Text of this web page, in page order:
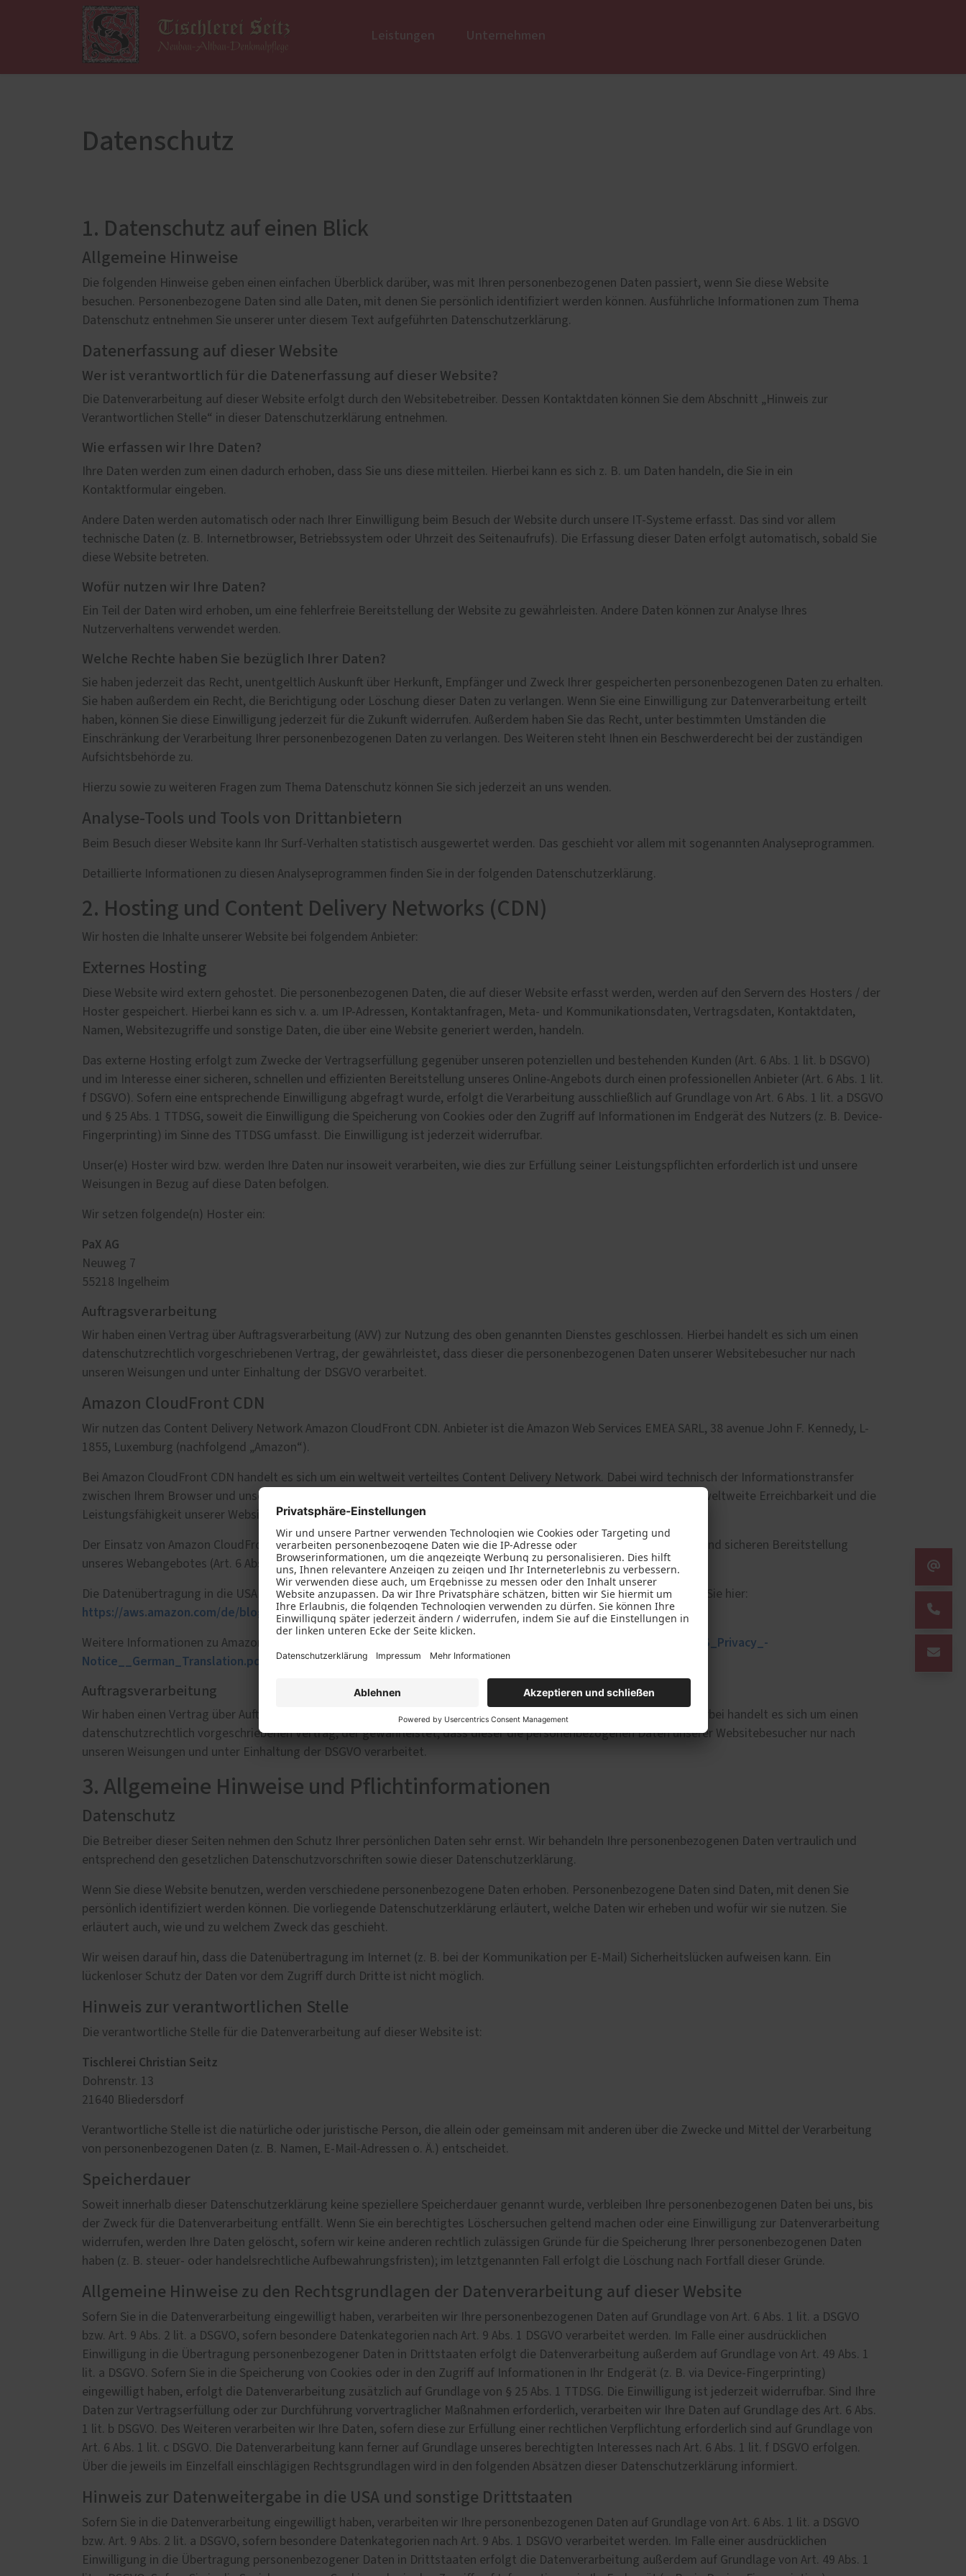
Leistungen
Altbau/Sanierung
Denkmalpflege und
Moderne und historische
Tischlerarbeiten
Rekonstruktion
Systemgarantie von Remmers
Translozierung
Inspektion
Balkon- & Terrassentüren
Balkontüren
Hebe-Schiebe-Türen
Parallel-Schiebe-Kipp-Türen
Spezialbau / Sonderbauten
Leinoel im Handwerk
Schnitzereien
Service
Förderung für Fenster und
Unternehmen
Datenschutz
1. Datenschutz auf einen Blick
Allgemeine Hinweise
Die folgenden Hinweise geben einen einfachen Überblick darüber, was mit Ihren personenbezogenen Daten passiert, wenn Sie diese Website
besuchen. Personenbezogene Daten sind alle Daten, mit denen Sie persönlich identifiziert werden können. Ausführliche Informationen zum Thema
Datenschutz entnehmen Sie unserer unter diesem Text aufgeführten Datenschutzerklärung.
Datenerfassung auf dieser Website
Wer ist verantwortlich für die Datenerfassung auf dieser Website?
Die Datenverarbeitung auf dieser Website erfolgt durch den Websitebetreiber. Dessen Kontaktdaten können Sie dem Abschnitt „Hinweis zur
Verantwortlichen Stelle“ in dieser Datenschutzerklärung entnehmen.
Wie erfassen wir Ihre Daten?
Ihre Daten werden zum einen dadurch erhoben, dass Sie uns diese mitteilen. Hierbei kann es sich z. B. um Daten handeln, die Sie in ein
Kontaktformular eingeben.
Andere Daten werden automatisch oder nach Ihrer Einwilligung beim Besuch der Website durch unsere IT-Systeme erfasst. Das sind vor allem
technische Daten (z. B. Internetbrowser, Betriebssystem oder Uhrzeit des Seitenaufrufs). Die Erfassung dieser Daten erfolgt automatisch, sobald Sie
diese Website betreten.
Wofür nutzen wir Ihre Daten?
Ein Teil der Daten wird erhoben, um eine fehlerfreie Bereitstellung der Website zu gewährleisten. Andere Daten können zur Analyse Ihres
Nutzerverhaltens verwendet werden.
Welche Rechte haben Sie bezüglich Ihrer Daten?
Sie haben jederzeit das Recht, unentgeltlich Auskunft über Herkunft, Empfänger und Zweck Ihrer gespeicherten personenbezogenen Daten zu erhalten.
Sie haben außerdem ein Recht, die Berichtigung oder Löschung dieser Daten zu verlangen. Wenn Sie eine Einwilligung zur Datenverarbeitung erteilt
haben, können Sie diese Einwilligung jederzeit für die Zukunft widerrufen. Außerdem haben Sie das Recht, unter bestimmten Umständen die
Einschränkung der Verarbeitung Ihrer personenbezogenen Daten zu verlangen. Des Weiteren steht Ihnen ein Beschwerderecht bei der zuständigen
Aufsichtsbehörde zu.
Hierzu sowie zu weiteren Fragen zum Thema Datenschutz können Sie sich jederzeit an uns wenden.
Analyse-Tools und Tools von Drittanbietern
Beim Besuch dieser Website kann Ihr Surf-Verhalten statistisch ausgewertet werden. Das geschieht vor allem mit sogenannten Analyseprogrammen.
Detaillierte Informationen zu diesen Analyseprogrammen finden Sie in der folgenden Datenschutzerklärung.
2. Hosting und Content Delivery Networks (CDN)
Wir hosten die Inhalte unserer Website bei folgendem Anbieter:
Externes Hosting
Diese Website wird extern gehostet. Die personenbezogenen Daten, die auf dieser Website erfasst werden, werden auf den Servern des Hosters / der
Hoster gespeichert. Hierbei kann es sich v. a. um IP-Adressen, Kontaktanfragen, Meta- und Kommunikationsdaten, Vertragsdaten, Kontaktdaten,
Namen, Websitezugriffe und sonstige Daten, die über eine Website generiert werden, handeln.
Das externe Hosting erfolgt zum Zwecke der Vertragserfüllung gegenüber unseren potenziellen und bestehenden Kunden (Art. 6 Abs. 1 lit. b DSGVO)
und im Interesse einer sicheren, schnellen und effizienten Bereitstellung unseres Online-Angebots durch einen professionellen Anbieter (Art. 6 Abs. 1 lit.
f DSGVO). Sofern eine entsprechende Einwilligung abgefragt wurde, erfolgt die Verarbeitung ausschließlich auf Grundlage von Art. 6 Abs. 1 lit. a DSGVO
und § 25 Abs. 1 TTDSG, soweit die Einwilligung die Speicherung von Cookies oder den Zugriff auf Informationen im Endgerät des Nutzers (z. B. Device-
Fingerprinting) im Sinne des TTDSG umfasst. Die Einwilligung ist jederzeit widerrufbar.
Unser(e) Hoster wird bzw. werden Ihre Daten nur insoweit verarbeiten, wie dies zur Erfüllung seiner Leistungspflichten erforderlich ist und unsere
Weisungen in Bezug auf diese Daten befolgen.
Wir setzen folgende(n) Hoster ein:
PaX AG
Neuweg 7
55218 Ingelheim
Auftragsverarbeitung
Wir haben einen Vertrag über Auftragsverarbeitung (AVV) zur Nutzung des oben genannten Dienstes geschlossen. Hierbei handelt es sich um einen
datenschutzrechtlich vorgeschriebenen Vertrag, der gewährleistet, dass dieser die personenbezogenen Daten unserer Websitebesucher nur nach
unseren Weisungen und unter Einhaltung der DSGVO verarbeitet.
Amazon CloudFront CDN
Wir nutzen das Content Delivery Network Amazon CloudFront CDN. Anbieter ist die Amazon Web Services EMEA SARL, 38 avenue John F. Kennedy, L-
1855, Luxemburg (nachfolgend „Amazon“).
Bei Amazon CloudFront CDN handelt es sich um ein weltweit verteiltes Content Delivery Network. Dabei wird technisch der Informationstransfer
zwischen Ihrem Browser und unserer Website über das Content Delivery Network geleitet. Hierdurch können wir die weltweite Erreichbarkeit und die
Leistungsfähigkeit unserer Website erhöhen.
Der Einsatz von Amazon CloudFront CDN beruht auf unserem berechtigten Interesse an einer möglichst fehlerfreien und sicheren Bereitstellung
unseres Webangebotes (Art. 6 Abs. 1 lit. f DSGVO).
Die Datenübertragung in die USA wird auf die Standardvertragsklauseln der EU-Kommission gestützt. Details finden Sie hier:
https://aws.amazon.com/­de/blogs/security/­aws-gdpr-data-processing-addendum/.
Weitere Informationen zu Amazon CloudFront CDN finden Sie hier:
https://d1.awsstatic.com/­legal/privacypolicy/­AWS_Privacy_­
Notice__German_Translation.pdf
Auftragsverarbeitung
Wir haben einen Vertrag über Auftragsverarbeitung (AVV) zur Nutzung des oben genannten Dienstes geschlossen. Hierbei handelt es sich um einen
datenschutzrechtlich vorgeschriebenen Vertrag, der gewährleistet, dass dieser die personenbezogenen Daten unserer Websitebesucher nur nach
unseren Weisungen und unter Einhaltung der DSGVO verarbeitet.
3. Allgemeine Hinweise und Pflichtinformationen
Datenschutz
Die Betreiber dieser Seiten nehmen den Schutz Ihrer persönlichen Daten sehr ernst. Wir behandeln Ihre personenbezogenen Daten vertraulich und
entsprechend den gesetzlichen Datenschutzvorschriften sowie dieser Datenschutzerklärung.
Wenn Sie diese Website benutzen, werden verschiedene personenbezogene Daten erhoben. Personenbezogene Daten sind Daten, mit denen Sie
persönlich identifiziert werden können. Die vorliegende Datenschutzerklärung erläutert, welche Daten wir erheben und wofür wir sie nutzen. Sie
erläutert auch, wie und zu welchem Zweck das geschieht.
Wir weisen darauf hin, dass die Datenübertragung im Internet (z. B. bei der Kommunikation per E-Mail) Sicherheitslücken aufweisen kann. Ein
lückenloser Schutz der Daten vor dem Zugriff durch Dritte ist nicht möglich.
Hinweis zur verantwortlichen Stelle
Die verantwortliche Stelle für die Datenverarbeitung auf dieser Website ist:
Tischlerei Christian Seitz
Dohrenstr. 13
21640 Bliedersdorf
Verantwortliche Stelle ist die natürliche oder juristische Person, die allein oder gemeinsam mit anderen über die Zwecke und Mittel der Verarbeitung
von personenbezogenen Daten (z. B. Namen, E-Mail-Adressen o. Ä.) entscheidet.
Speicherdauer
Soweit innerhalb dieser Datenschutzerklärung keine speziellere Speicherdauer genannt wurde, verbleiben Ihre personenbezogenen Daten bei uns, bis
der Zweck für die Datenverarbeitung entfällt. Wenn Sie ein berechtigtes Löschersuchen geltend machen oder eine Einwilligung zur Datenverarbeitung
widerrufen, werden Ihre Daten gelöscht, sofern wir keine anderen rechtlich zulässigen Gründe für die Speicherung Ihrer personenbezogenen Daten
haben (z. B. steuer- oder handelsrechtliche Aufbewahrungsfristen); im letztgenannten Fall erfolgt die Löschung nach Fortfall dieser Gründe.
Allgemeine Hinweise zu den Rechtsgrundlagen der Datenverarbeitung auf dieser Website
Sofern Sie in die Datenverarbeitung eingewilligt haben, verarbeiten wir Ihre personenbezogenen Daten auf Grundlage von Art. 6 Abs. 1 lit. a DSGVO
bzw. Art. 9 Abs. 2 lit. a DSGVO, sofern besondere Datenkategorien nach Art. 9 Abs. 1 DSGVO verarbeitet werden. Im Falle einer ausdrücklichen
Einwilligung in die Übertragung personenbezogener Daten in Drittstaaten erfolgt die Datenverarbeitung außerdem auf Grundlage von Art. 49 Abs. 1
lit. a DSGVO. Sofern Sie in die Speicherung von Cookies oder in den Zugriff auf Informationen in Ihr Endgerät (z. B. via Device-Fingerprinting)
eingewilligt haben, erfolgt die Datenverarbeitung zusätzlich auf Grundlage von § 25 Abs. 1 TTDSG. Die Einwilligung ist jederzeit widerrufbar. Sind Ihre
Daten zur Vertragserfüllung oder zur Durchführung vorvertraglicher Maßnahmen erforderlich, verarbeiten wir Ihre Daten auf Grundlage des Art. 6 Abs.
1 lit. b DSGVO. Des Weiteren verarbeiten wir Ihre Daten, sofern diese zur Erfüllung einer rechtlichen Verpflichtung erforderlich sind auf Grundlage von
Art. 6 Abs. 1 lit. c DSGVO. Die Datenverarbeitung kann ferner auf Grundlage unseres berechtigten Interesses nach Art. 6 Abs. 1 lit. f DSGVO erfolgen.
Über die jeweils im Einzelfall einschlägigen Rechtsgrundlagen wird in den folgenden Absätzen dieser Datenschutzerklärung informiert.
Hinweis zur Datenweitergabe in die USA und sonstige Drittstaaten
Sofern Sie in die Datenverarbeitung eingewilligt haben, verarbeiten wir Ihre personenbezogenen Daten auf Grundlage von Art. 6 Abs. 1 lit. a DSGVO
bzw. Art. 9 Abs. 2 lit. a DSGVO, sofern besondere Datenkategorien nach Art. 9 Abs. 1 DSGVO verarbeitet werden. Im Falle einer ausdrücklichen
Einwilligung in die Übertragung personenbezogener Daten in Drittstaaten erfolgt die Datenverarbeitung außerdem auf Grundlage von Art. 49 Abs. 1